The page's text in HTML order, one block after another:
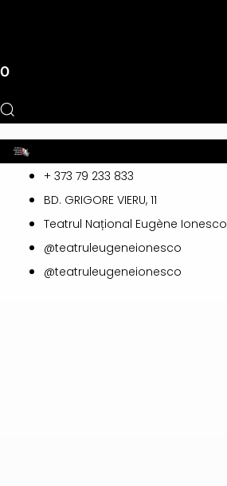
0
Toggle+ 373 79 233 833
BD. GRIGORE VIERU, 11
Teatrul Național Eugène Ionesco
@teatruleugeneionesco
@teatruleugeneionesco